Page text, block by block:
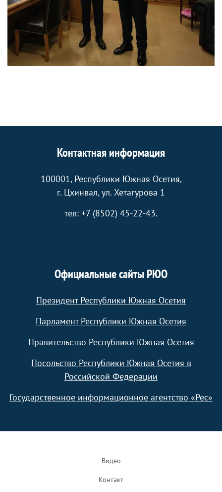
Контактная информация
100001, Республики Южная Осетия,
г. Цхинвал, ул. Хетагурова 1
тел: +7 (8502) 45-22-43.
Официальные сайты РЮО
Президент Республики Южная Осетия
Парламент Республики Южная Осетия
Правительство Республики Южная Осетия
Посольство Республики Южная Осетия в
Российской Федерации
Государственное информационное агентство «Рес»
Видео
Контакт